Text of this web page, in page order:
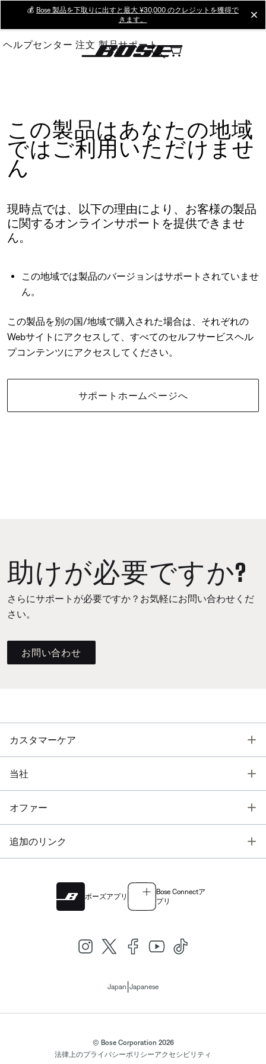
Main
💰 Bose 製品を下取りに出すと最大 ¥30,000 のクレジットを獲得で
きます。
ヘルプセンター 注文 製品サポート
この製品はあなたの地域
ではご利用いただけませ
ん
現時点では、以下の理由により、お客様の製品
に関するオンラインサポートを提供できませ
ん。
この地域では製品のバージョンはサポートされていませ
ん。
この製品を別の国/地域で購入された場合は、それぞれの
Webサイトにアクセスして、すべてのセルフサービスヘル
プコンテンツにアクセスしてください。
サポートホームページへ
助けが必要ですか?
さらにサポートが必要ですか？お気軽にお問い合わせくだ
さい。
お問い合わせ
カスタマーケア
当社
オファー
追加のリンク
ボーズアプリ
Bose Connectア
プリ
Japan Japanese
© Bose Corporation 2026
法律上のプライバシーポリシーアクセシビリティ